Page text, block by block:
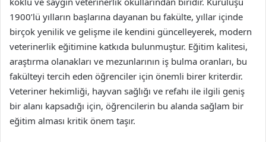
1900’lü yılların başlarına dayanan bu fakülte, yıllar içinde
birçok yenilik ve gelişme ile kendini güncelleyerek, modern
veterinerlik eğitimine katkıda bulunmuştur. Eğitim kalitesi,
araştırma olanakları ve mezunlarının iş bulma oranları, bu
fakülteyi tercih eden öğrenciler için önemli birer kriterdir.
Veteriner hekimliği, hayvan sağlığı ve refahı ile ilgili geniş
bir alanı kapsadığı için, öğrencilerin bu alanda sağlam bir
eğitim alması kritik önem taşır.